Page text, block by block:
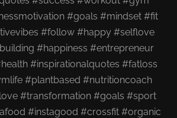
#goals #mindset #fit
#follow #happy #selflove
#happiness #entrepreneur
#inspirationalquotes #fatloss
#plantbased #nutritioncoach
#transformation #goals #sport
#instagood #crossfit #organic